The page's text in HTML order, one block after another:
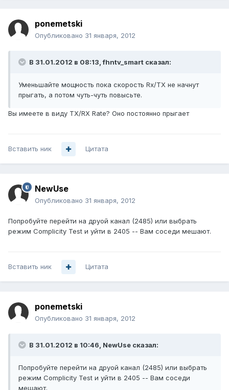
ponemetski
Опубликовано 31 января, 2012
В 31.01.2012 в 08:13, fhntv_smart сказал:
Уменьшайте мощность пока скорость Rx/TX не начнут
прыгать, а потом чуть-чуть повысьте.
Вы имеете в виду TX/RX Rate? Оно постоянно прыгает
Вставить ник Цитата
NewUse
Опубликовано 31 января, 2012
Попробуйте перейти на друой канал (2485) или выбрать
режим Complicity Test и уйти в 2405 -- Вам соседи мешают.
Вставить ник Цитата
ponemetski
Опубликовано 31 января, 2012
В 31.01.2012 в 10:46, NewUse сказал:
Попробуйте перейти на друой канал (2485) или выбрать
режим Complicity Test и уйти в 2405 -- Вам соседи
мешают.